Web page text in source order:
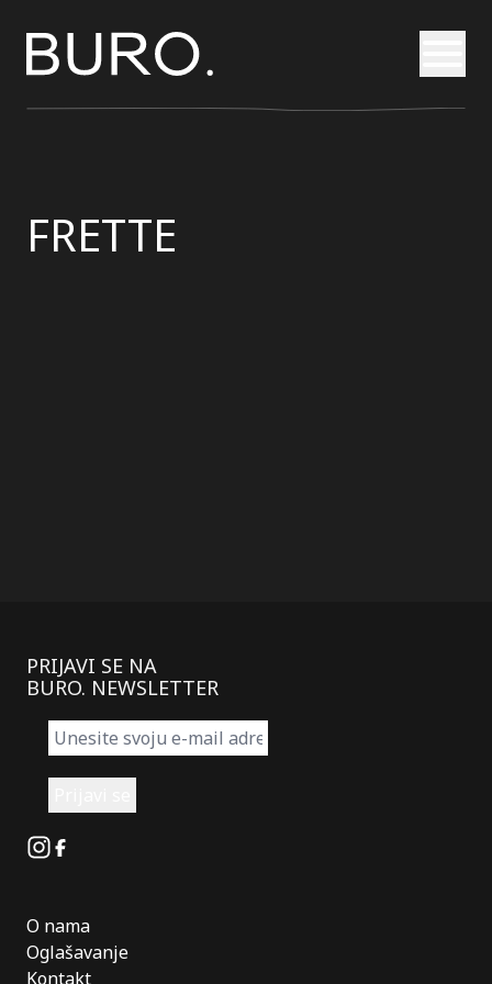
FRETTE
PRIJAVI SE NA
BURO. NEWSLETTER
Instagram
Facebook
O nama
Oglašavanje
Kontakt